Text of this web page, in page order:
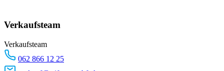
Verkaufsteam
Verkaufsteam
062 866 12 25